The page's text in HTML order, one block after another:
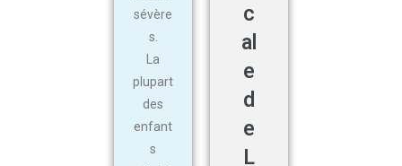
sévère
s.
La
plupart
des
enfant
s
c
al
e
d
e
L